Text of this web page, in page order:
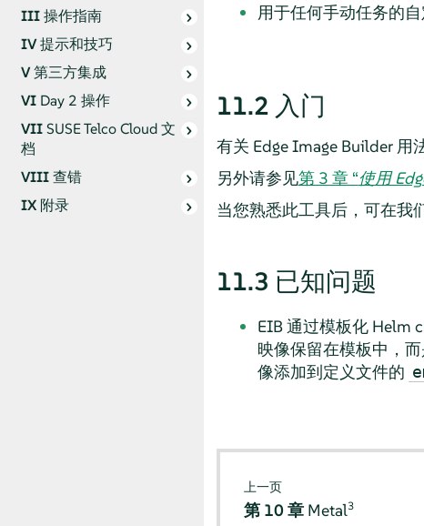
III操作指南
IV提示和技巧
V第三方集成
VI Day 2 操作
VIISUSE Telco Cloud 文
档
VIII查错
IX 附录
用于任何手动任务的
11.2 入门
有关 Edge Image Builder 用
另外请参见第 3 章 “使用
当您熟悉此工具后，可在我
11.3 已知问题
EIB 通过模板化 Helm
映像保留在模板中，
像添加到定义文件的
上一页
第 10 章 Metal3